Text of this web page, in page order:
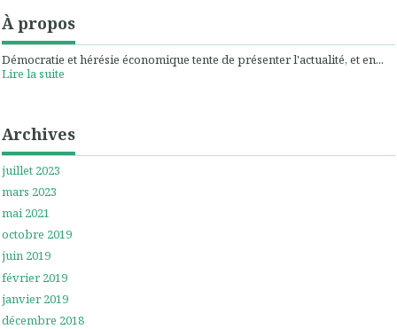
À propos
Démocratie et hérésie économique tente de présenter l'actualité, et en...
Lire la suite
Archives
juillet 2023
mars 2023
mai 2021
octobre 2019
juin 2019
février 2019
janvier 2019
décembre 2018